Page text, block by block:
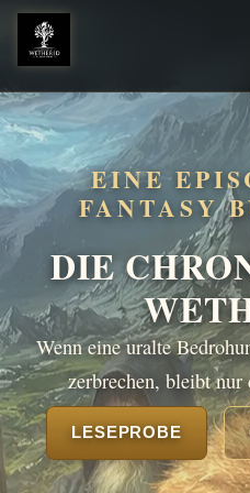
EINE
FANTASY
DIE
Wenn eine uralte
zerbrechen, bleibt
LESEPROBE